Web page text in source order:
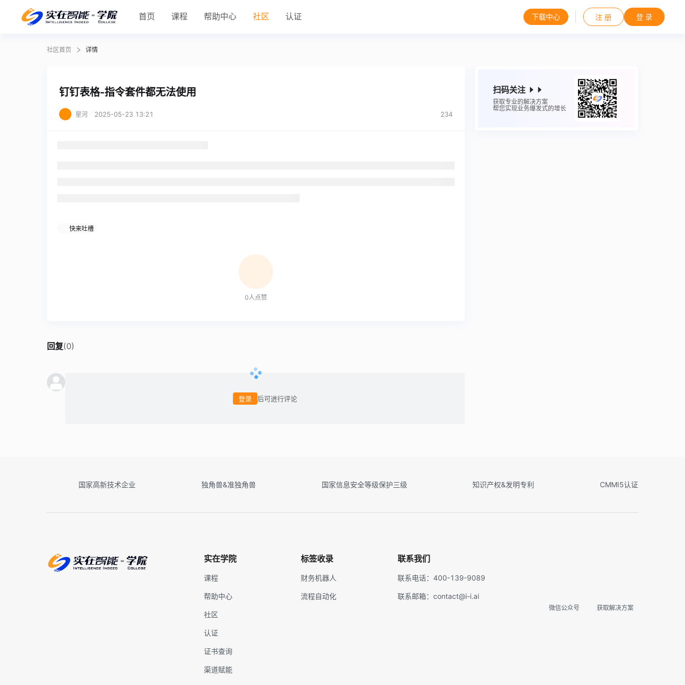
首页 课程 帮助中心 社区 认证 下载中心 注 册 登 录
社区首页 详情
钉钉表格-指令套件都无法使用
星河 2025-05-23 13:21 234
快来吐槽
0人点赞
回复(0)
登录 后可进行评论
扫码关注
获取专业的解决方案
帮您实现业务爆发式的增长
国家高新技术企业 独角兽&准独角兽 国家信息安全等级保护三级 知识产权&发明专利 CMMI5认证
实在学院
课程
帮助中心
社区
认证
证书查询
渠道赋能
标签收录
财务机器人
流程自动化
联系我们
联系电话：400-139-9089
联系邮箱：contact@i-i.ai
微信公众号 获取解决方案